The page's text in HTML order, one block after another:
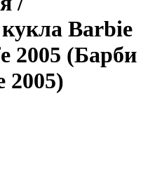
Barbie
2005 (Барби
2005)